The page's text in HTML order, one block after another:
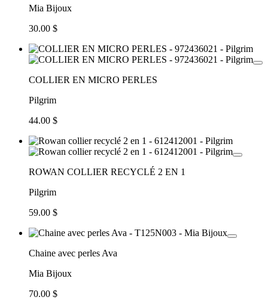
Mia Bijoux
30.00 $
COLLIER EN MICRO PERLES
Pilgrim
44.00 $
ROWAN COLLIER RECYCLÉ 2 EN 1
Pilgrim
59.00 $
Chaine avec perles Ava
Mia Bijoux
70.00 $